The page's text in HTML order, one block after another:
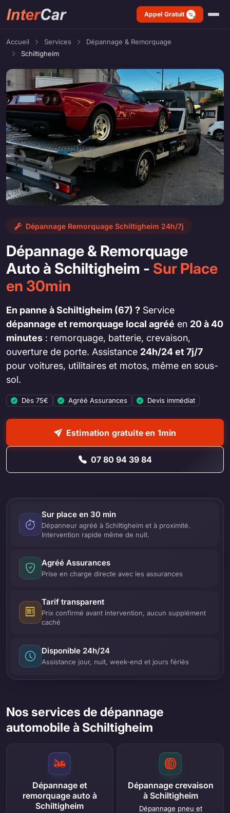
Appel Gratuit
Accueil Services
Dépannage & Remorquage
Schiltigheim
Dépannage Remorquage Schiltigheim 24h/7j
Dépannage & Remorquage
Auto à Schiltigheim - Sur Place
en 30min
En panne à Schiltigheim (67) ? Service
dépannage et remorquage local agréé en 20 à 40
minutes : remorquage, batterie, crevaison,
ouverture de porte. Assistance 24h/24 et 7j/7
pour voitures, utilitaires et motos, même en sous-
sol.
Dès 75€ Agréé Assurances Devis immédiat
Estimation gratuite en 1min
07 80 94 39 84
Sur place en 30 min
Dépanneur agréé à Schiltigheim et à proximité.
Intervention rapide même de nuit.
Agréé Assurances
Prise en charge directe avec les assurances
Tarif transparent
Prix confirmé avant intervention, aucun supplément
caché
Disponible 24h/24
Assistance jour, nuit, week-end et jours fériés
Nos services de dépannage
automobile à Schiltigheim
Dépannage et
remorquage auto à
Schiltigheim
Dépannage crevaison
à Schiltigheim
Dépannage pneu et